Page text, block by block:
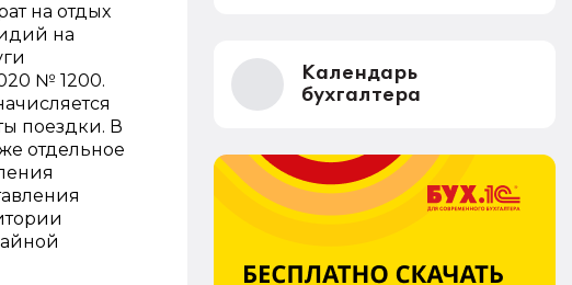
на отдых
на
№ 1200.
поездки. В
отдельное
Календарь
бухгалтера